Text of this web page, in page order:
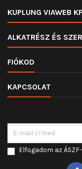
KUPLUNG VIAWEB
ALKATRÉSZ ÉS
FIÓKOD
KAPCSOLAT
Elfogadom az